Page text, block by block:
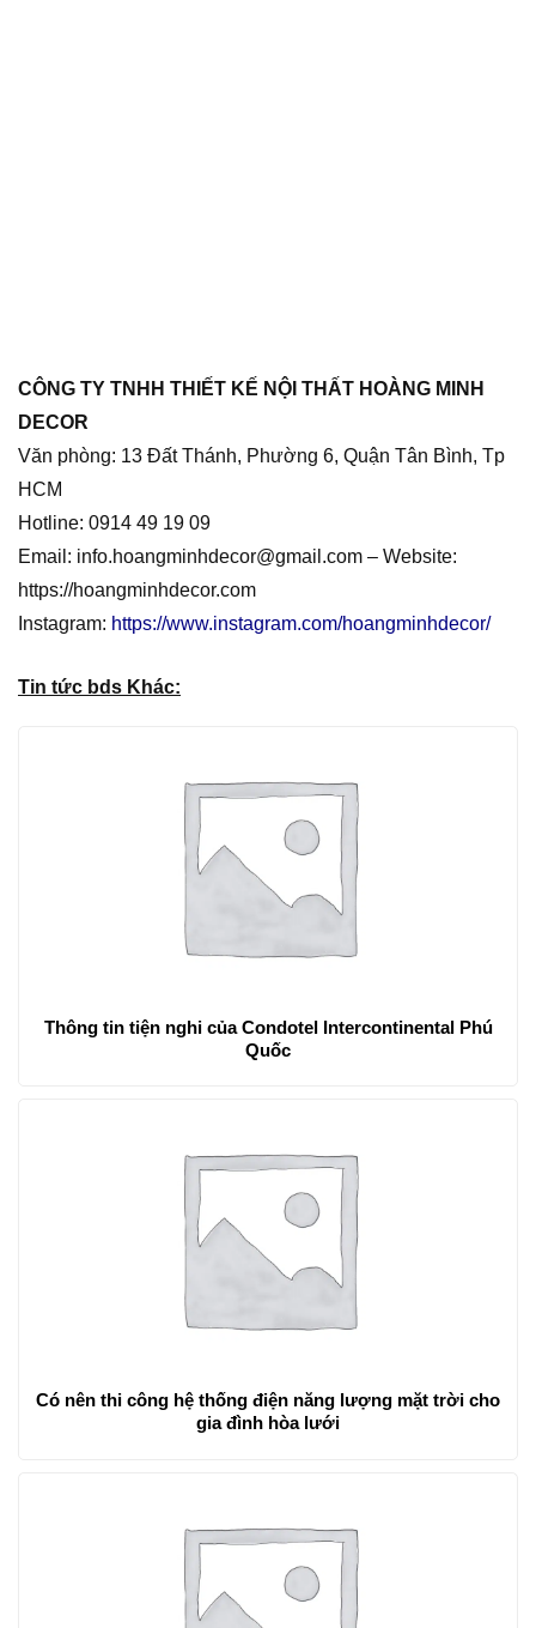
CÔNG TY TNHH THIẾT KẾ NỘI THẤT HOÀNG MINH
DECOR
Văn phòng: 13 Đất Thánh, Phường 6, Quận Tân Bình, Tp
HCM
Hotline: 0914 49 19 09
Email: info.hoangminhdecor@gmail.com – Website:
https://hoangminhdecor.com
Instagram: https://www.instagram.com/hoangminhdecor/
Tin tức bds Khác:
Thông tin tiện nghi của Condotel Intercontinental Phú
Quốc
Có nên thi công hệ thống điện năng lượng mặt trời cho
gia đình hòa lưới